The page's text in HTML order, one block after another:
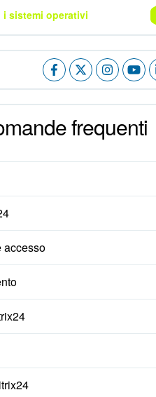
sistemi operativi
frequenti
accesso